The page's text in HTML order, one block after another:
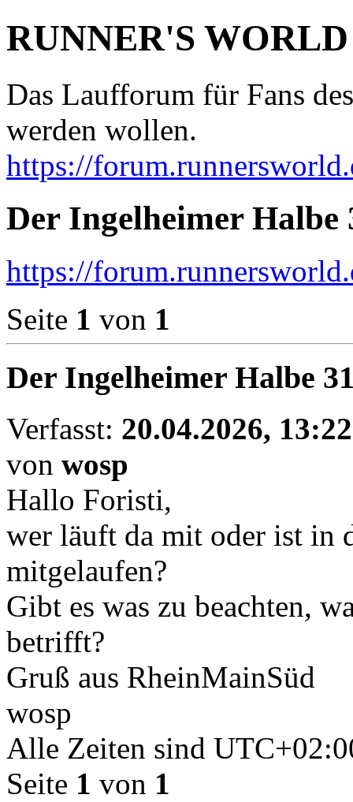
RUNNER'S WORLD
Das Laufforum für Fans
werden wollen.
https://
Der Ingelheimer Halbe
https://
Seite 1 von 1
Der Ingelheimer Halbe
Verfasst: 20.04.2026, 13:22
von wosp
Hallo Foristi,
wer läuft da mit oder ist in
mitgelaufen?
Gibt es was zu beachten,
betrifft?
Gruß aus RheinMainSüd
wosp
Alle Zeiten sind
Seite 1 von 1